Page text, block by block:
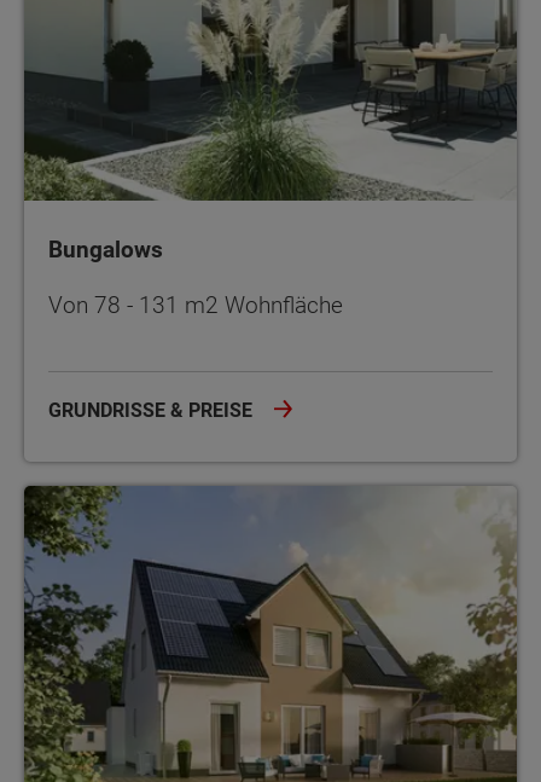
Bungalows
Von 78 - 131 m2 Wohnfläche
GRUNDRISSE & PREISE
Einfamilienhäuser